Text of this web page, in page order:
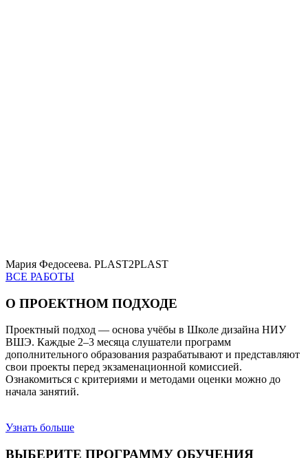
Мария Федосеева. PLAST2PLAST
ВСЕ РАБОТЫ
О ПРОЕКТНОМ ПОДХОДЕ
Проектный подход — основа учёбы в Школе дизайна НИУ
ВШЭ. Каждые 2–3 месяца слушатели программ
дополнительного образования разрабатывают и представляют
свои проекты перед экзаменационной комиссией.
Ознакомиться с критериями и методами оценки можно до
начала занятий.
Узнать больше
ВЫБЕРИТЕ ПРОГРАММУ ОБУЧЕНИЯ